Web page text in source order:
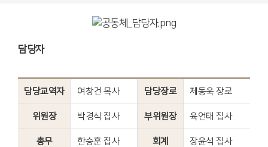
담당자
담당교역자 여창건 목사 담당장로 제동욱 장로
위원장 박경식 집사 부위원장 육언태 집사
총무 한승훈 집사 회계 장윤석 집사